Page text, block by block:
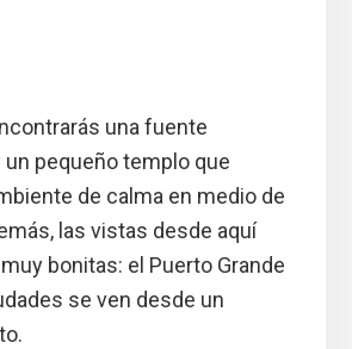
una fuente
un pequeño templo que
de calma en medio de
las vistas desde aquí
bonitas: el Puerto Grande
se ven desde un